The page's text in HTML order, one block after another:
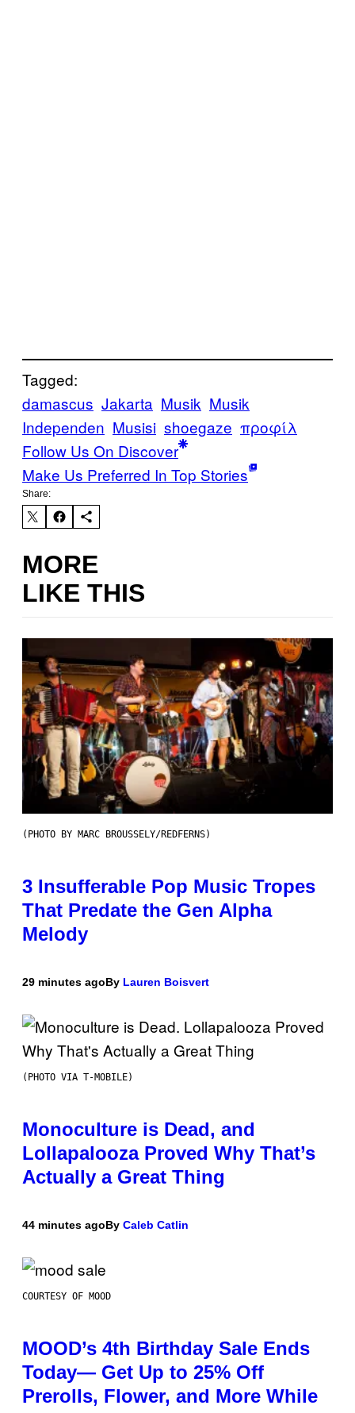
Tagged:
damascus Jakarta Musik Musik
Independen Musisi shoegaze προφίλ
Follow Us On Discover
Make Us Preferred In Top Stories
Share:
MORE
LIKE THIS
(PHOTO BY MARC BROUSSELY/REDFERNS)
3 Insufferable Pop Music Tropes
That Predate the Gen Alpha
Melody
29 minutes agoBy Lauren Boisvert
(PHOTO VIA T-MOBILE)
Monoculture is Dead, and
Lollapalooza Proved Why That’s
Actually a Great Thing
44 minutes agoBy Caleb Catlin
COURTESY OF MOOD
MOOD’s 4th Birthday Sale Ends
Today— Get Up to 25% Off
Prerolls, Flower, and More While